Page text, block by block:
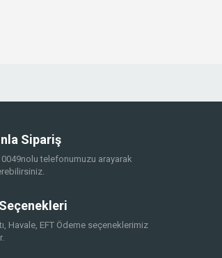
Sipariş
0049nolu telefonumuzu arayarak
Havale, EFT Ödeme seçeneklerimiz